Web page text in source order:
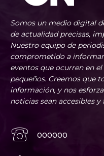
Somos un medio digital
de actualidad precisas,
Nuestro equipo de
comprometido a
eventos que ocurren en
pequeños. Creemos que
información, y nos
noticias sean accesibles y
000000